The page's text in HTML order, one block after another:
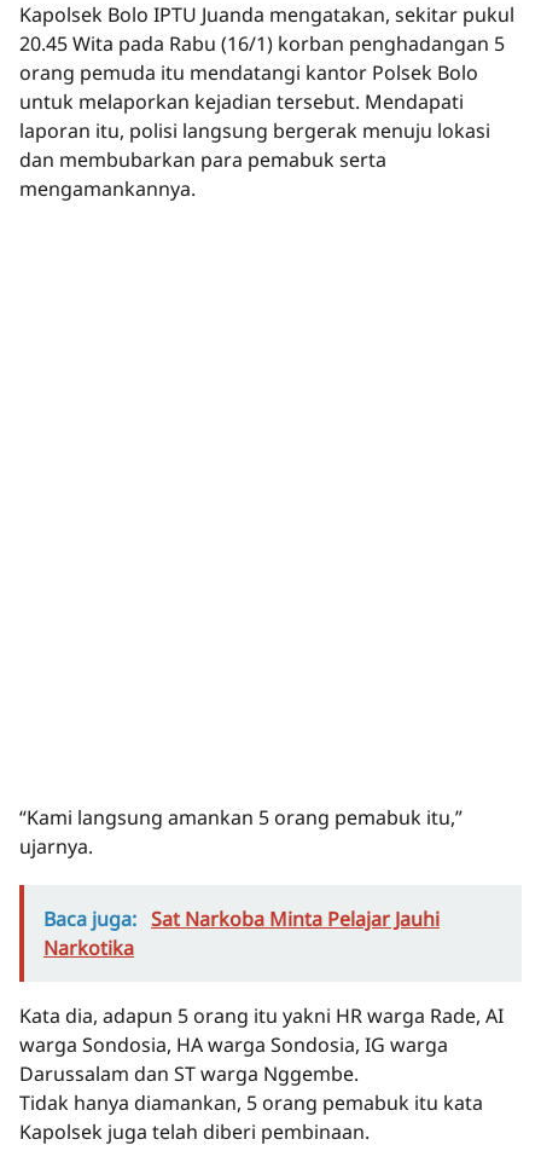
Kapolsek Bolo IPTU Juanda mengatakan, sekitar pukul
20.45 Wita pada Rabu (16/1) korban penghadangan 5
orang pemuda itu mendatangi kantor Polsek Bolo
untuk melaporkan kejadian tersebut. Mendapati
laporan itu, polisi langsung bergerak menuju lokasi
dan membubarkan para pemabuk serta
mengamankannya.
“Kami langsung amankan 5 orang pemabuk itu,”
ujarnya.
Baca juga: Sat Narkoba Minta Pelajar Jauhi
Narkotika
Kata dia, adapun 5 orang itu yakni HR warga Rade, AI
warga Sondosia, HA warga Sondosia, IG warga
Darussalam dan ST warga Nggembe.
Tidak hanya diamankan, 5 orang pemabuk itu kata
Kapolsek juga telah diberi pembinaan.